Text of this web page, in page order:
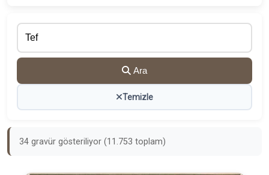
Ara
Temizle
34 gravür gösteriliyor (11.753 toplam)